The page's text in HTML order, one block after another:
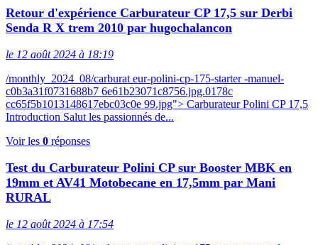
Retour d'expérience Carburateur CP 17,5 sur Derbi
Senda R X trem 2010 par hugochalancon
le 12 août 2024 à 18:19
/monthly_2024_08/carburat eur-polini-cp-175-starter -manuel-
c0b3a31f0731688b7 6e61b23071c8756.jpg.0178c
cc65f5b1013148617ebc03c0e 99.jpg"> Carburateur Polini CP 17,5
Introduction Salut les passionnés de...
Voir les 0 réponses
Test du Carburateur Polini CP sur Booster MBK en
19mm et AV41 Motobecane en 17,5mm par Mani
RURAL
le 12 août 2024 à 17:54